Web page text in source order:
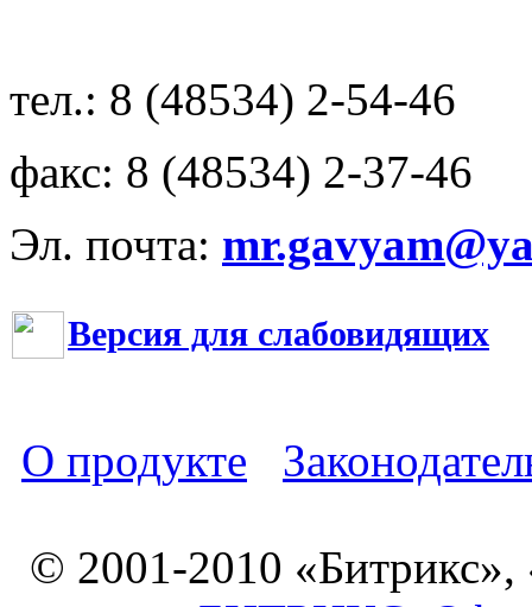
тел.: 8 (48534) 2-54-46
факс: 8 (48534) 2-37-46
Эл. почта:
Версия для слабовидящих
О продукте
© 2001-2010 «Битрикс»,